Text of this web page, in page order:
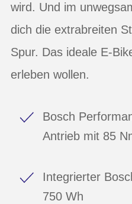
wird. Und im
dich die extrabreiten
Spur. Das ideale E-
erleben wollen.
Bosch
Antrieb mit 85
Integrierter
750 Wh